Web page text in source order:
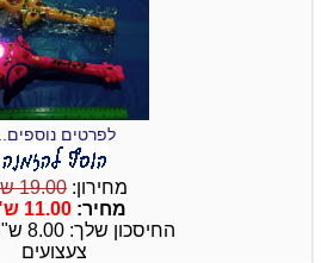
לפרטים נוספים...
מחירון: 19.00 ש"ח
מחיר: 11.00 ש"ח
החיסכון שלך: 8.00 ש"ח (43%)
צעצועים